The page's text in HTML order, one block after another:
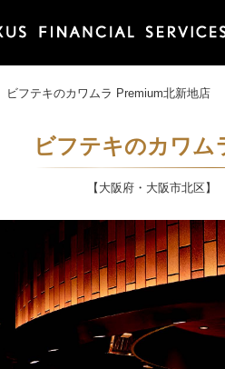
ビフテキのカワムラ Premium北新地店
ビフテキのカワム
【大阪府・大阪市北区